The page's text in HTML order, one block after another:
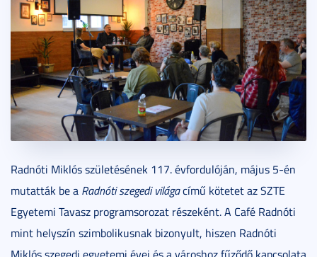
Radnóti Miklós születésének 117. évfordulóján, május 5-én
mutatták be a Radnóti szegedi világacímű kötetet az SZTE
Egyetemi Tavasz programsorozat részeként. A Café Radnóti
mint helyszín szimbolikusnak bizonyult, hiszen Radnóti